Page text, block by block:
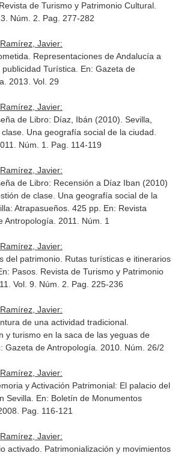
de Turismo y Patrimonio Cultural.
Núm. 2. Pag. 277-282
Javier:
Representaciones de Andalucía a
Turística. En: Gazeta de
. 2013. Vol. 29
Javier:
de Libro: Díaz, Ibán (2010). Sevilla,
Una geografía social de la ciudad.
Núm. 1. Pag. 114-119
Javier:
de Libro: Recensión a Díaz Iban (2010)
de clase. Una geografía social de la
Atrapasueños. 425 pp. En: Revista
Antropología . 2011. Núm. 1
Javier:
del patrimonio. Rutas turísticas e itinerarios
Pasos. Revista de Turismo y Patrimonio
Vol. 9. Núm. 2. Pag. 225-236
Javier:
de una actividad tradicional.
y turismo en la saca de las yeguas de
Gazeta de Antropología . 2010. Núm. 26/2
Javier:
y Activación Patrimonial: El palacio del
Sevilla. En: Boletín de Monumentos
Pag. 116-121
Javier:
activado. Patrimonialización y movimientos